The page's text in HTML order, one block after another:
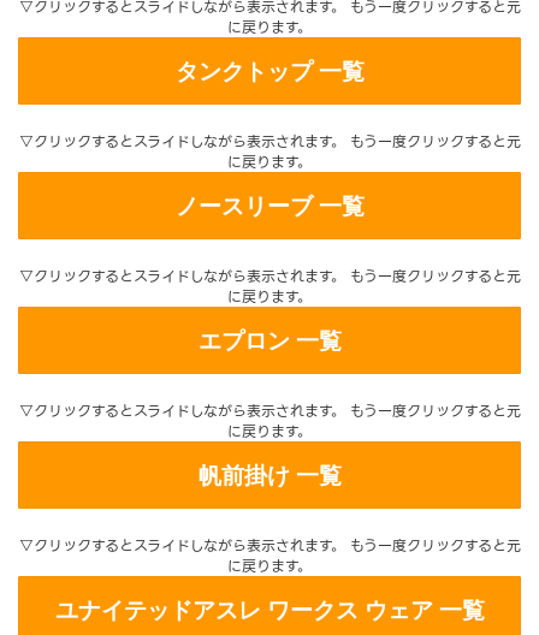
▽クリックするとスライドしながら表示されます。 もう一度クリックすると元
に戻ります。
タンクトップ 一覧
▽クリックするとスライドしながら表示されます。 もう一度クリックすると元
に戻ります。
ノースリーブ 一覧
▽クリックするとスライドしながら表示されます。 もう一度クリックすると元
に戻ります。
エプロン 一覧
▽クリックするとスライドしながら表示されます。 もう一度クリックすると元
に戻ります。
帆前掛け 一覧
▽クリックするとスライドしながら表示されます。 もう一度クリックすると元
に戻ります。
ユナイテッドアスレ ワークス ウェア 一覧